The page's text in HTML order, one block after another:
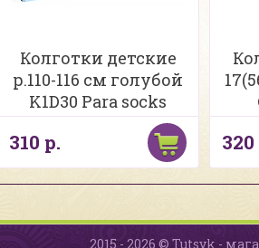
Колготки детские
р.110-116 см голубой
K1D30 Para socks
310 р. 320
2015 - 2026 © Tutsyk -